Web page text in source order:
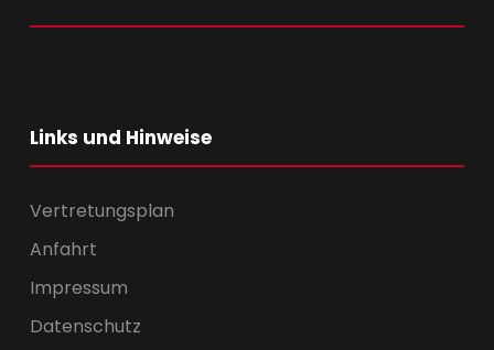
Links und Hinweise
Vertretungsplan
Anfahrt
Impressum
Datenschutz